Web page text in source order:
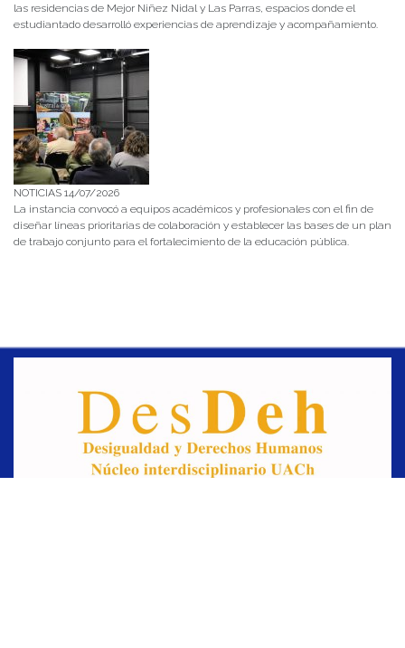
las residencias de Mejor Niñez Nidal y Las Parras, espacios donde el
estudiantado desarrolló experiencias de aprendizaje y acompañamiento.
NOTICIAS 14/07/2026
La instancia convocó a equipos académicos y profesionales con el fin de
diseñar líneas prioritarias de colaboración y establecer las bases de un plan
de trabajo conjunto para el fortalecimiento de la educación pública.